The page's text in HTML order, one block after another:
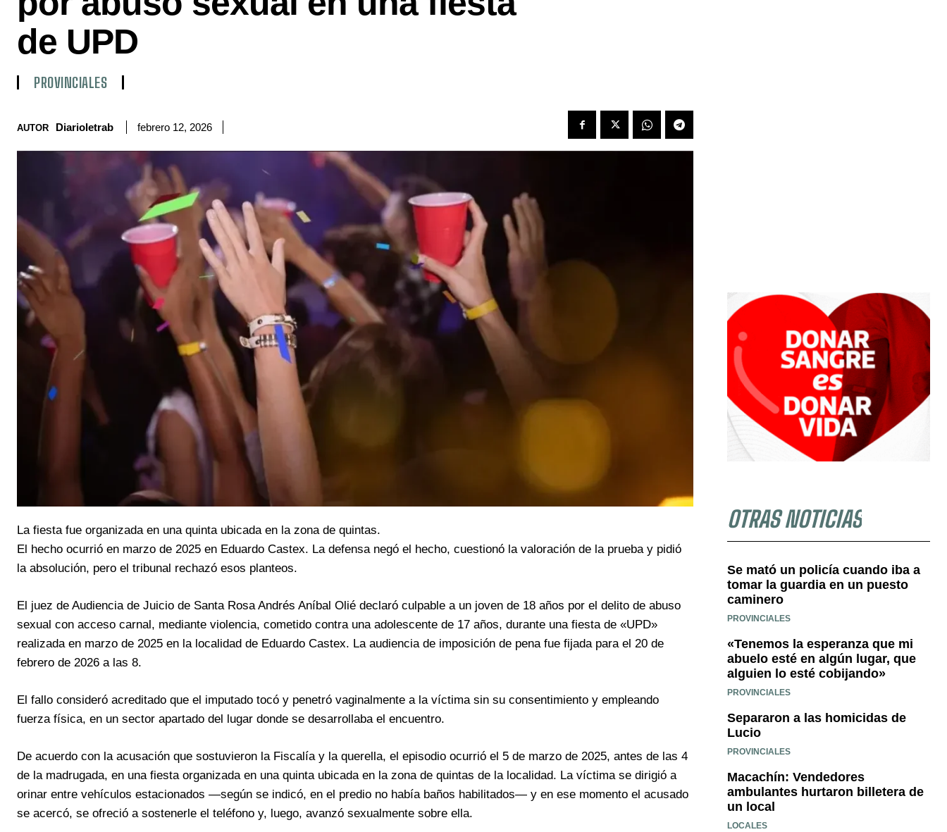
de UPD
PROVINCIALES
AUTOR Diarioletrab febrero 12, 2026
La fiesta fue organizada en una quinta ubicada en la zona de quintas.
El hecho ocurrió en marzo de 2025 en Eduardo Castex. La defensa negó el hecho, cuestionó la valoración de la prueba y pidió
la absolución, pero el tribunal rechazó esos planteos.
El juez de Audiencia de Juicio de Santa Rosa Andrés Aníbal Olié declaró culpable a un joven de 18 años por el delito de abuso
sexual con acceso carnal, mediante violencia, cometido contra una adolescente de 17 años, durante una fiesta de «UPD»
realizada en marzo de 2025 en la localidad de Eduardo Castex. La audiencia de imposición de pena fue fijada para el 20 de
febrero de 2026 a las 8.
El fallo consideró acreditado que el imputado tocó y penetró vaginalmente a la víctima sin su consentimiento y empleando
fuerza física, en un sector apartado del lugar donde se desarrollaba el encuentro.
De acuerdo con la acusación que sostuvieron la Fiscalía y la querella, el episodio ocurrió el 5 de marzo de 2025, antes de las 4
de la madrugada, en una fiesta organizada en una quinta ubicada en la zona de quintas de la localidad. La víctima se dirigió a
orinar entre vehículos estacionados —según se indicó, en el predio no había baños habilitados— y en ese momento el acusado
se acercó, se ofreció a sostenerle el teléfono y, luego, avanzó sexualmente sobre ella.
OTRAS NOTICIAS
Se mató un policía cuando iba a
tomar la guardia en un puesto
caminero
PROVINCIALES
«Tenemos la esperanza que mi
abuelo esté en algún lugar, que
alguien lo esté cobijando»
PROVINCIALES
Separaron a las homicidas de
Lucio
PROVINCIALES
Macachín: Vendedores
ambulantes hurtaron billetera de
un local
LOCALES